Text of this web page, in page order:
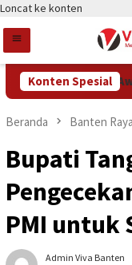
Loncat ke konten
Konten Spesial
Raih LPM
Beranda Banten Raya
Bupati
PMI untuk
Admin Viva Banten